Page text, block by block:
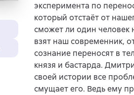
эксперимента по
который отстаёт от
сможет ли один человек
взят наш современник,
сознание переносят в
князя и бастарда.
своей истории все
смущает его. Ведь ему